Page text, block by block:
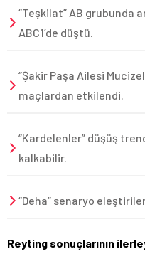
“Teşkilat” AB grubunda
ABC1’de düştü.
“Şakir Paşa Ailesi
maçlardan etkilendi.
“Kardelenler” düşüş
kalkabilir.
“Deha” senaryo
Reyting sonuçlarının